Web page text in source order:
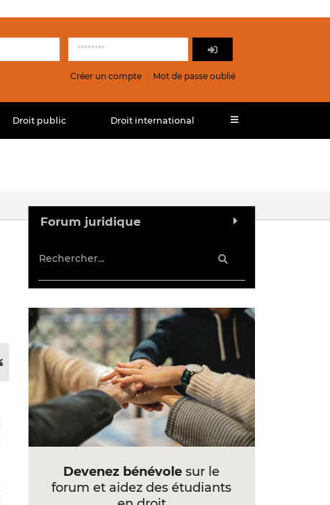
Créer un compte Mot de passe oublié
Droit public Droit international
Forum juridique
Devenez bénévole sur le
forum et aidez des étudiants